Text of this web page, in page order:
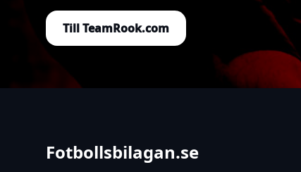
Till TeamRook.com
Fotbollsbilagan.se